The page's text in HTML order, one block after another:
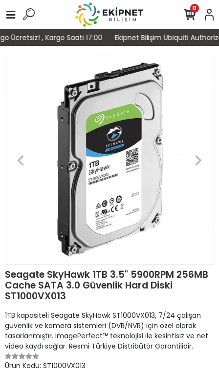
Ücretsiz! , Kargo Saati 17:00 Ekipnet Bilişim Ubiquiti
0
Seagate SkyHawk 1TB 3.5" 5900RPM 256MB
Cache SATA 3.0 Güvenlik Hard Diski
ST1000VX013
1TB kapasiteli Seagate SkyHawk ST1000VX013, 7/24 çalışan
güvenlik ve kamera sistemleri (DVR/NVR) için özel olarak
tasarlanmıştır. ImagePerfect™ teknolojisi ile kesintisiz ve net
video kaydı sağlar. Resmi Türkiye Distribütör Garantilidir.
Ürün Kodu: ST1000VX013